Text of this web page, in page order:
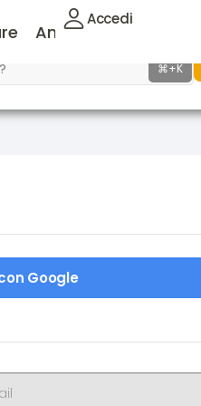
Animali
Accedi
⌘+K
Google